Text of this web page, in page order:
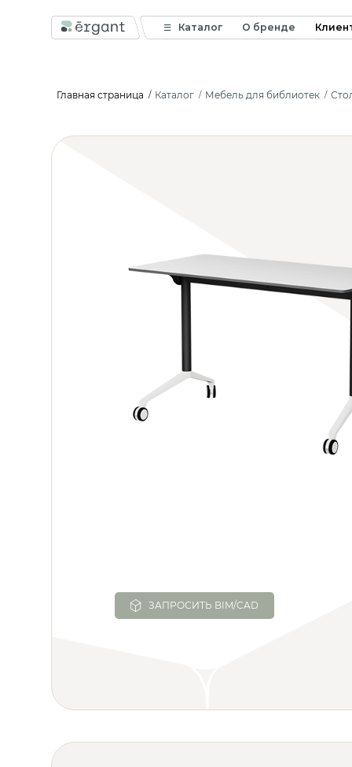
Каталог О бренде
Главная страница Каталог Мебель для библиотек
ЗАПРОСИТЬ BIM/CAD